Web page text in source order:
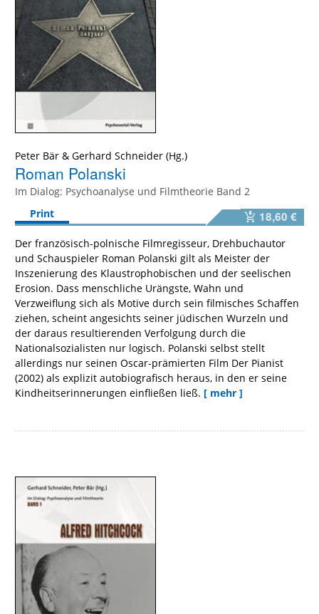
Peter Bär & Gerhard Schneider
Roman Polanski
Im Dialog: Psychoanalyse und Filmtheorie Band 2
Print
18,60 €
Der französisch-polnische Filmregisseur, Drehbuchautor
und Schauspieler Roman Polanski gilt als Meister der
Inszenierung des Klaustrophobischen und der seelischen
Erosion. Dass menschliche Urängste, Wahn und
Verzweiflung sich als Motive durch sein filmisches Schaffen
ziehen, scheint angesichts seiner jüdischen Wurzeln und
der daraus resultierenden Verfolgung durch die
Nationalsozialisten nur logisch. Polanski selbst stellt
allerdings nur seinen Oscar-prämierten Film Der Pianist
(2002) als explizit autobiografisch heraus, in den er seine
Kindheitserinnerungen einfließen ließ. [ mehr ]